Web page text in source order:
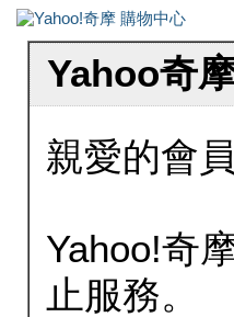
Yahoo奇
親愛的會
Yahoo!奇
止服務。